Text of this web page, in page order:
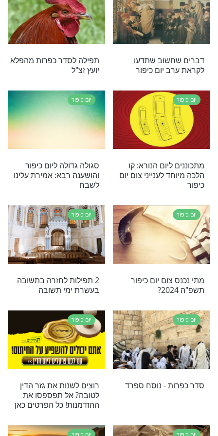
או למרוח קרם או משחה על גופו?
של יום
סדר כפרות - נוסח עדות
המזרח
שתדעו
יום כיפור
תפילה לסדר כפרות מהפלא
הנורא: קו
יום כיפור
סגולה גדולה ליום כיפור